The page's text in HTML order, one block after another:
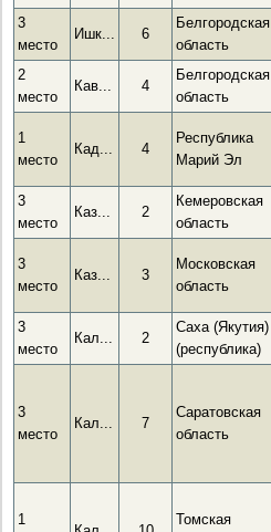
3
место
Ишк... 6
Белгородская
область
2
место
Кав... 4
Белгородская
область
1
место
Кад... 4
Республика
Марий Эл
3
место
Каз... 2
Кемеровская
область
3
место
Каз... 3
Московская
область
3
место
Кал... 2
Саха (Якутия)
(республика)
3
место
Кал... 7
Саратовская
область
1
Томская